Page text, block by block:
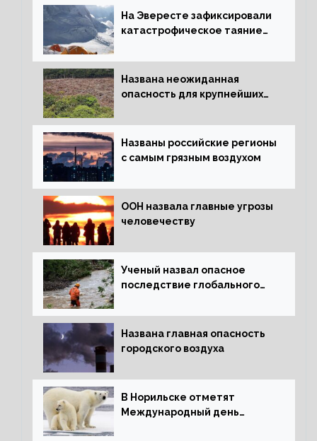
На Эвересте зафиксировали
катастрофическое таяние
Названа неожиданная
опасность для крупнейших
Названы российские регионы
с самым грязным воздухом
ООН назвала главные угрозы
человечеству
Ученый назвал опасное
последствие глобального
Названа главная опасность
городского воздуха
В Норильске отметят
Международный день